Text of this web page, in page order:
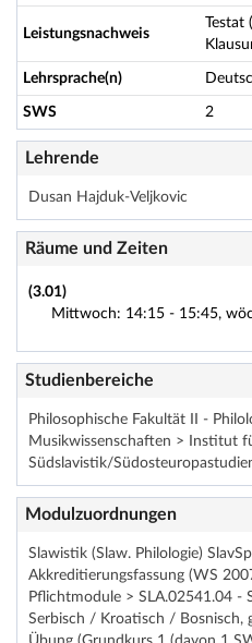
Leistungsnachweis
Testat
Lehrsprache(n)
SWS 2
Lehrende
Dusan Hajduk-Veljkovic
Räume und Zeiten
(3.01)
Mittwoch: 14:15 - 15:45,
Studienbereiche
Philosophische Fakultät II -
Musikwissenschaften > Institut
Südslavistik/
Modulzuordnungen
Slawistik (Slaw. Philologie)
Akkreditierungsfassung (WS
Pflichtmodule > SLA.02541.04 -
Serbisch / Kroatisch / Bosnisch,